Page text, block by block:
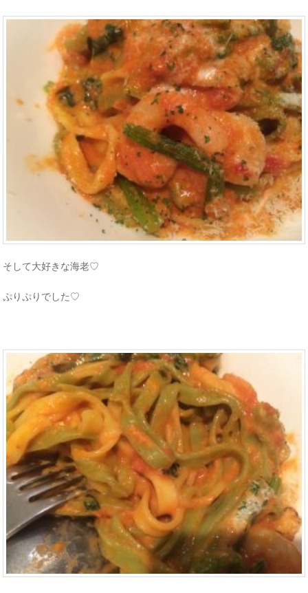
そして大好きな海老♡
ぷりぷりでした♡